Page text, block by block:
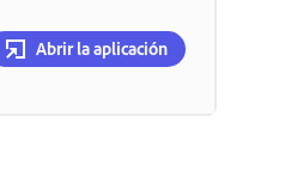
Abrir la aplicación